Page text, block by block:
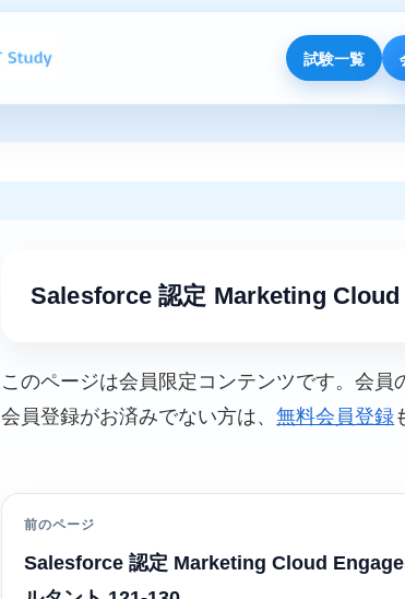
試験一覧
Salesforce 認定 Marketing
このページは会員限定コンテンツです。会員
会員登録がお済みでない方は、無料会員登録
前のページ
Salesforce 認定 Marketing Cloud